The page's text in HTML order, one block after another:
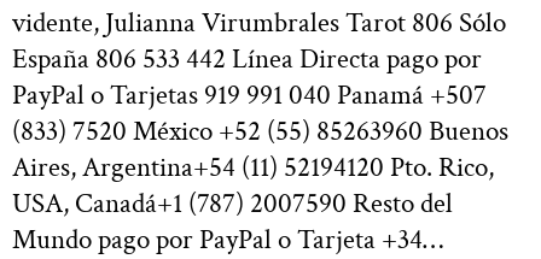
vidente, Julianna Virumbrales Tarot 806 Sólo
España 806 533 442 Línea Directa pago por
PayPal o Tarjetas 919 991 040 Panamá +507
(833) 7520 México +52 (55) 85263960 Buenos
Aires, Argentina+54 (11) 52194120 Pto. Rico,
USA, Canadá+1 (787) 2007590 Resto del
Mundo pago por PayPal o Tarjeta +34…